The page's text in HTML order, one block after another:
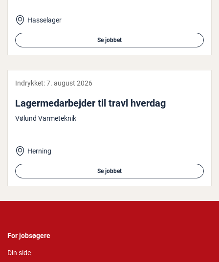
Hasselager
Se jobbet
Indrykket:7. august 2026
La­ger­me­d­ar­bej­der til travl hverdag
Vølund Varmeteknik
Herning
Se jobbet
For jobsøgere
Din side